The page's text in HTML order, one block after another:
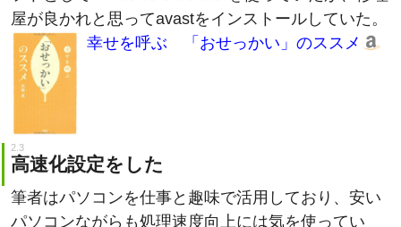
幸せを呼ぶ 「おせっかい」のススメ
高速化設定をした
筆者はパソコンを仕事と趣味で活用しており、安い
パソコンながらも処理速度向上には気を使ってい
る。